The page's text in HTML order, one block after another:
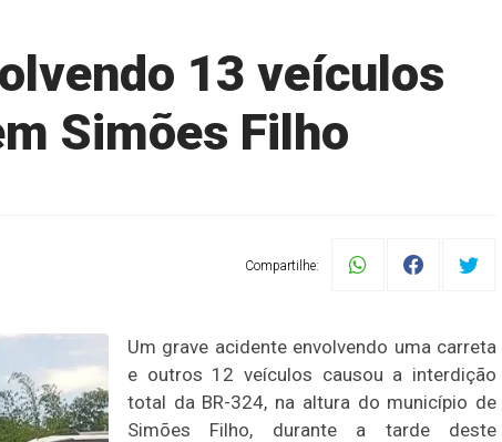
13 veículos
Simões Filho
Compartilhe:
Um grave acidente envolvendo uma carreta
e outros 12 veículos causou a interdição
total da BR-324, na altura do município de
Simões Filho, durante a tarde deste